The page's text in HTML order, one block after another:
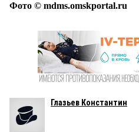
Фото © mdms.omskportal.ru
Глазьев Константин